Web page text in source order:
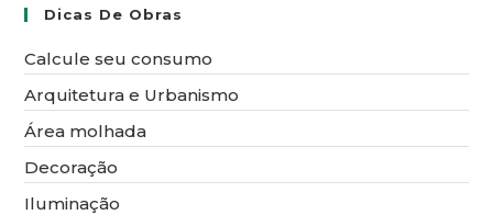
Dicas De Obras
Calcule seu consumo
Arquitetura e Urbanismo
Área molhada
Decoração
Iluminação